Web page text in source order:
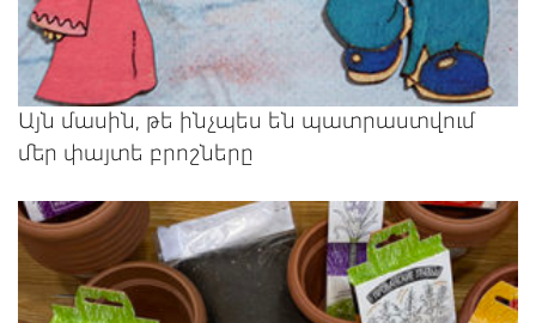
Այն մասին, թե ինչպես են պատրաստվում
մեր փայտե բրոշները